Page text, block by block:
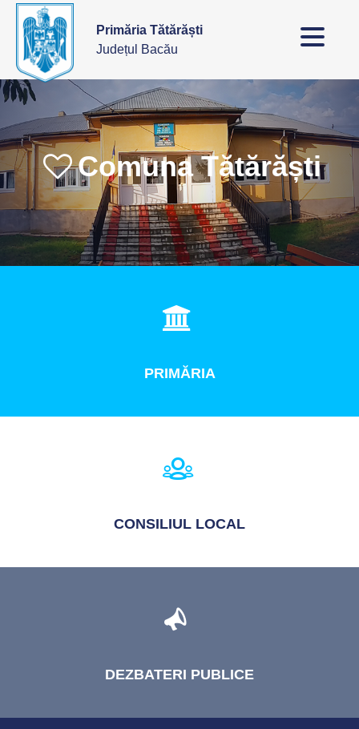
Primăria Tătărăști
Județul Bacău
Comuna Tătărăști
PRIMĂRIA
CONSILIUL LOCAL
DEZBATERI PUBLICE